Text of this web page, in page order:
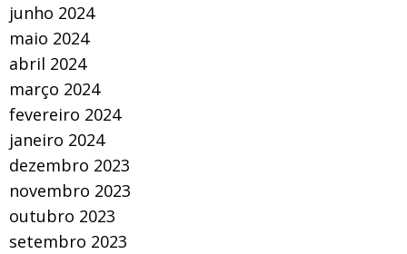
junho 2024
maio 2024
abril 2024
março 2024
fevereiro 2024
janeiro 2024
dezembro 2023
novembro 2023
outubro 2023
setembro 2023